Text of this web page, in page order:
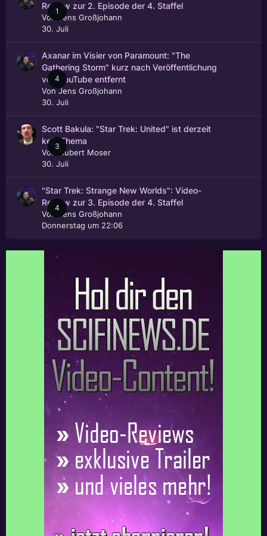
1
Review zur 2. Episode der 4. Staffel
Von
Jens Großjohann
30. Juli
4
Axanar im Visier von Paramount: "The
Gathering Storm" kurz nach Veröffentlichung
von YouTube entfernt
VonJens Großjohann
30. Juli
3
Scott Bakula: "Star Trek: United" ist derzeit
kein Thema
Von
Hubert Moser
30. Juli
4
"Star Trek: Strange New Worlds": Video-
Review zur 3. Episode der 4. Staffel
Von
Jens Großjohann
Donnerstag um 22:06